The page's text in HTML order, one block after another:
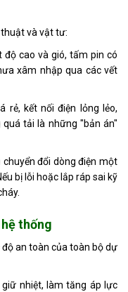
và vật tư:
độ cao và gió, tấm pin có
xâm nhập qua các vết
rẻ, kết nối điện lỏng lẻo,
tải là những "bản án"
chuyển đổi dòng điện một
bị lỗi hoặc lắp ráp sai kỹ
thống
an toàn của toàn bộ dự
nhiệt, làm tăng áp lực